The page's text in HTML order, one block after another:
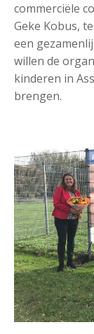
commerciële
Geke Kobus,
een
willen de
kinderen in
brengen.